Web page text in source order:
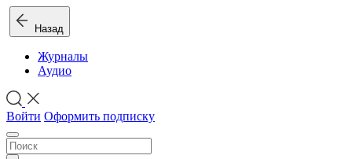
Назад
Журналы
Аудио
Войти Оформить подписку